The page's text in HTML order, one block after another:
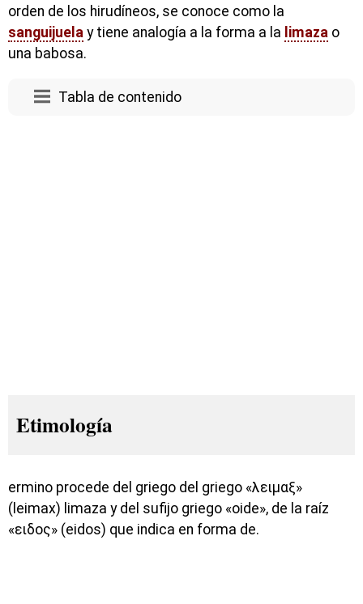
orden de los hirudíneos, se conoce como la
sanguijuela y tiene analogía a la forma a la limaza o
una babosa.
Tabla de contenido
Etimología
ermino procede del griego del griego «λειμαξ»
(leimax) limaza y del sufijo griego «oide», de la raíz
«ειδος» (eidos) que indica en forma de.